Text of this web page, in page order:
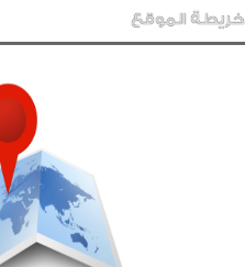
خريطة الموقع